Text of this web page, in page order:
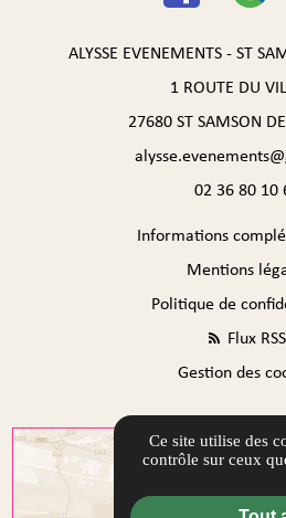
ALYSSE EVENEMENTS - ST
1 ROUTE DU
27680 ST SAMSON
02 36 80 10
Informations
Mentions
Politique de
Flux RSS
Gestion des
Ce site utilise des
contrôle sur ceux